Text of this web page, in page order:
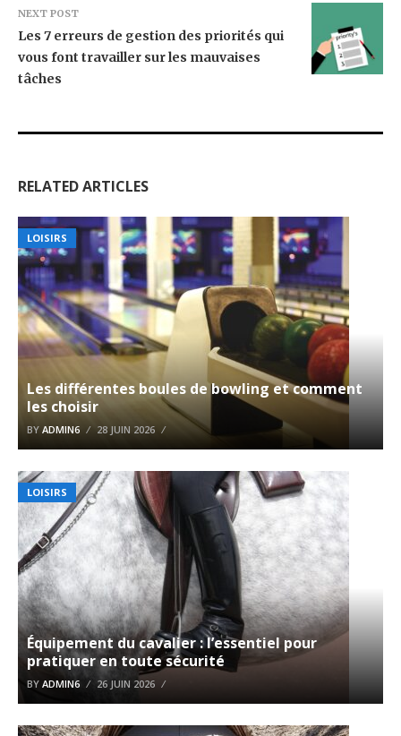
NEXT POST
Les 7 erreurs de gestion des priorités qui
vous font travailler sur les mauvaises
tâches
RELATED ARTICLES
LOISIRS
Les différentes boules de bowling et comment
les choisir
BY ADMIN6 28 JUIN 2026
LOISIRS
Équipement du cavalier : l’essentiel pour
pratiquer en toute sécurité
BY ADMIN6 26 JUIN 2026